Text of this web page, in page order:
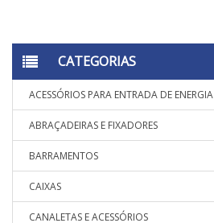
CATEGORIAS
ACESSÓRIOS PARA ENTRADA DE ENERGIA
ABRAÇADEIRAS E FIXADORES
BARRAMENTOS
CAIXAS
CANALETAS E ACESSÓRIOS